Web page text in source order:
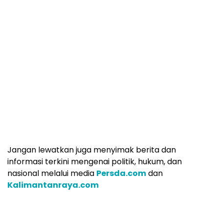
Jangan lewatkan juga menyimak berita dan
informasi terkini mengenai politik, hukum, dan
nasional melalui media Persda.comdan
Kalimantanraya.com